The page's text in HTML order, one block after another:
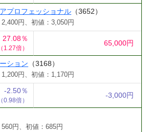
プロフェッショナル （3652）
円、初値：3,050円
27.08％
（1.27倍）
65,000円
ション （3168）
円、初値：1,170円
-2.50％
（0.98倍）
-3,000円
円、初値：685円